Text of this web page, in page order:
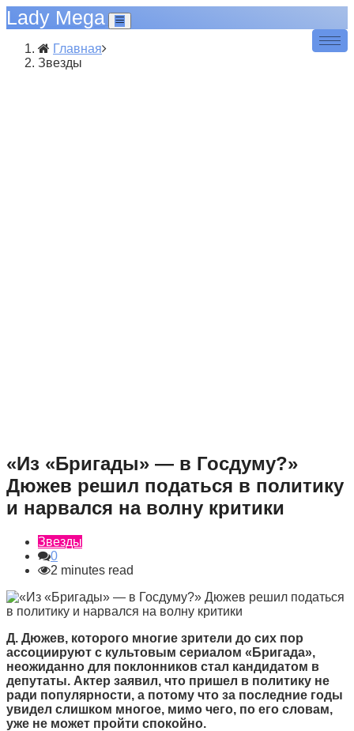
Lady Mega
Главная
Звезды
«Из «Бригады» — в Госдуму?»
Дюжев решил податься в политику
и нарвался на волну критики
Звезды
0
2 minutes read
Д. Дюжев, которого многие зрители до сих пор
ассоциируют с культовым сериалом «Бригада»,
неожиданно для поклонников стал кандидатом в
депутаты. Актер заявил, что пришел в политику не
ради популярности, а потому что за последние годы
увидел слишком многое, мимо чего, по его словам,
уже не может пройти спокойно.